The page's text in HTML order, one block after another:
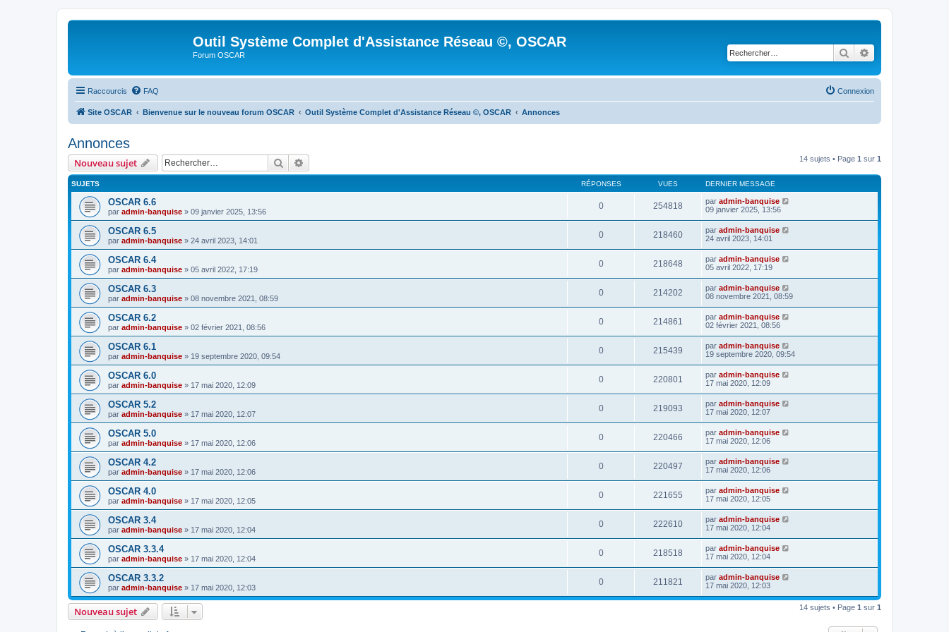
Outil Système Complet d'Assistance Réseau ©, OSCAR
Forum OSCAR Rechercher
Raccourcis FAQ Connexion
Site OSCAR Bienvenue sur le nouveau forum OSCAR Outil Système Complet d'Assistance Réseau ©, OSCAR Annonces
Annonces
Nouveau sujet Rechercher 14 sujets • Page 1 sur 1
SUJETS RÉPONSES VUES DERNIER MESSAGE
OSCAR 6.6
par admin-banquise » 09 janvier 2025, 13:56
0 254818 par admin-banquise
09 janvier 2025, 13:56
OSCAR 6.5
par admin-banquise » 24 avril 2023, 14:01
0 218460 par admin-banquise
24 avril 2023, 14:01
OSCAR 6.4
par admin-banquise » 05 avril 2022, 17:19
0 218648 par admin-banquise
05 avril 2022, 17:19
OSCAR 6.3
par admin-banquise » 08 novembre 2021, 08:59
0 214202 par admin-banquise
08 novembre 2021, 08:59
OSCAR 6.2
par admin-banquise » 02 février 2021, 08:56
0 214861 par admin-banquise
02 février 2021, 08:56
OSCAR 6.1
par admin-banquise » 19 septembre 2020, 09:54
0 215439 par admin-banquise
19 septembre 2020, 09:54
OSCAR 6.0
par admin-banquise » 17 mai 2020, 12:09
0 220801 par admin-banquise
17 mai 2020, 12:09
OSCAR 5.2
par admin-banquise » 17 mai 2020, 12:07
0 219093 par admin-banquise
17 mai 2020, 12:07
OSCAR 5.0
par admin-banquise » 17 mai 2020, 12:06
0 220466 par admin-banquise
17 mai 2020, 12:06
OSCAR 4.2
par admin-banquise » 17 mai 2020, 12:06
0 220497 par admin-banquise
17 mai 2020, 12:06
OSCAR 4.0
par admin-banquise » 17 mai 2020, 12:05
0 221655 par admin-banquise
17 mai 2020, 12:05
OSCAR 3.4
par admin-banquise » 17 mai 2020, 12:04
0 222610 par admin-banquise
17 mai 2020, 12:04
OSCAR 3.3.4
par admin-banquise » 17 mai 2020, 12:04
0 218518 par admin-banquise
17 mai 2020, 12:04
OSCAR 3.3.2
par admin-banquise » 17 mai 2020, 12:03
0 211821 par admin-banquise
17 mai 2020, 12:03
Nouveau sujet 14 sujets • Page 1 sur 1